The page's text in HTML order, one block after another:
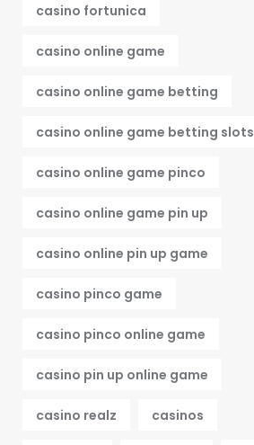
casino fortunica
casino online game
casino online game betting
casino online game betting slots
casino online game pinco
casino online game pin up
casino online pin up game
casino pinco game
casino pinco online game
casino pin up online game
casino realz casinos